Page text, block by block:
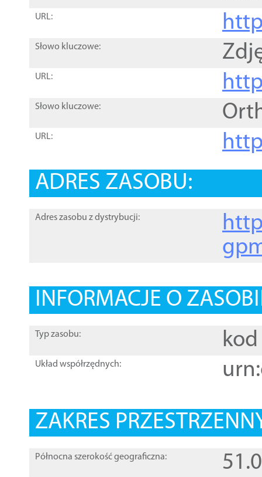
URL:
Słowo kluczowe:
URL:
Słowo kluczowe:
URL:
ADRES ZASOBU:
Adres zasobu z dystrybucji:
INFORMACJE O
Typ zasobu: kod
Układ współrzędnych:
ZAKRES
Północna szerokość geograficzna: